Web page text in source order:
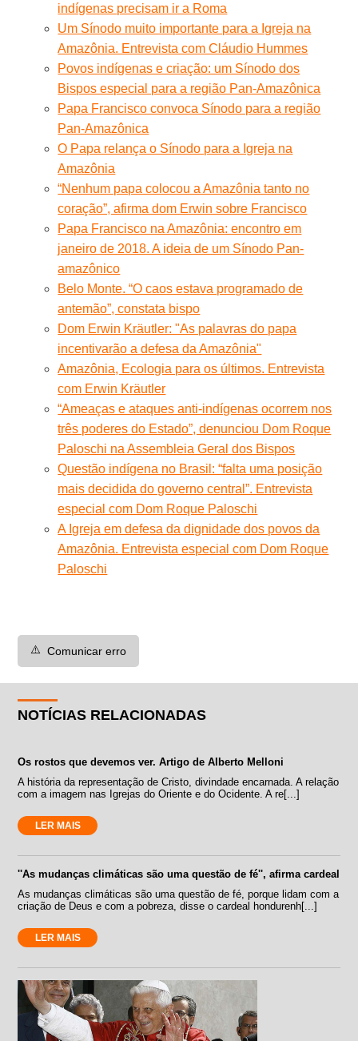
indígenas precisam ir a Roma
Um Sínodo muito importante para a Igreja na
Amazônia. Entrevista com Cláudio Hummes
Povos indígenas e criação: um Sínodo dos
Bispos especial para a região Pan-Amazônica
Papa Francisco convoca Sínodo para a região
Pan-Amazônica
O Papa relança o Sínodo para a Igreja na
Amazônia
“Nenhum papa colocou a Amazônia tanto no
coração”, afirma dom Erwin sobre Francisco
Papa Francisco na Amazônia: encontro em
janeiro de 2018. A ideia de um Sínodo Pan-
amazônico
Belo Monte. “O caos estava programado de
antemão”, constata bispo
Dom Erwin Kräutler: "As palavras do papa
incentivarão a defesa da Amazônia"
Amazônia, Ecologia para os últimos. Entrevista
com Erwin Kräutler
“Ameaças e ataques anti-indígenas ocorrem nos
três poderes do Estado”, denunciou Dom Roque
Paloschi na Assembleia Geral dos Bispos
Questão indígena no Brasil: “falta uma posição
mais decidida do governo central”. Entrevista
especial com Dom Roque Paloschi
A Igreja em defesa da dignidade dos povos da
Amazônia. Entrevista especial com Dom Roque
Paloschi
⚠️ Comunicar erro
NOTÍCIAS RELACIONADAS
Os rostos que devemos ver. Artigo de Alberto Melloni
A história da representação de Cristo, divindade encarnada. A relação
com a imagem nas Igrejas do Oriente e do Ocidente. A re[...]
LER MAIS
''As mudanças climáticas são uma questão de fé'', afirma cardeal
As mudanças climáticas são uma questão de fé, porque lidam com a
criação de Deus e com a pobreza, disse o cardeal hondurenh[...]
LER MAIS